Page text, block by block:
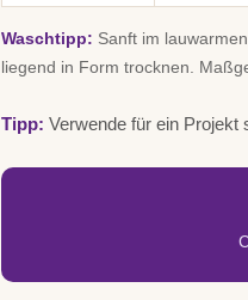
Waschtipp: Sanft im
liegend in Form trocknen.
Tipp: Verwende für ein Projekt